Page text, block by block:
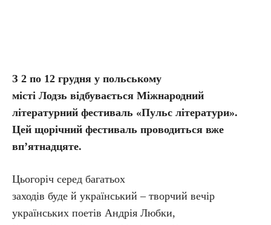
З 2 по 12 грудня у польському
місті Лодзь відбувається Міжнародний
літературний фестиваль «Пульс літератури».
Цей щорічний фестиваль проводиться вже
вп’ятнадцяте.
Цьогоріч серед багатьох
заходів буде й український – творчий вечір
українських поетів Андрія Любки,